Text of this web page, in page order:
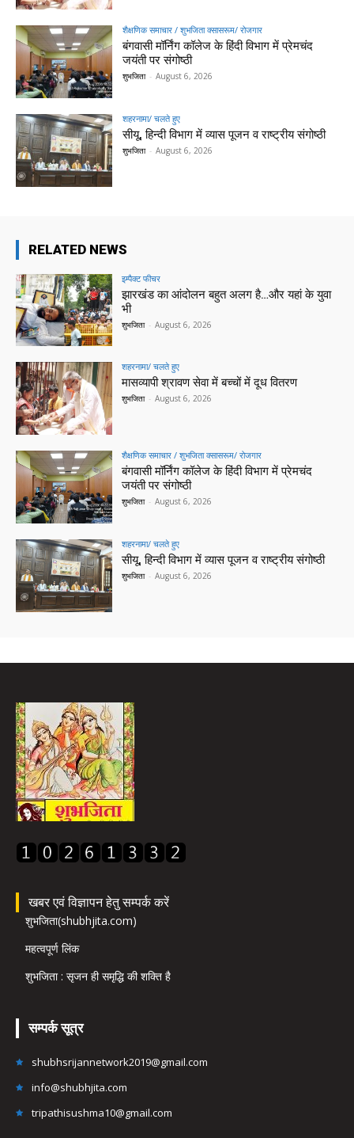
शैक्षणिक समाचार / शुभजिता क्सासरूम/ रोजगार
बंगवासी मॉर्निंग कॉलेज के हिंदी विभाग में प्रेमचंद
जयंती पर संगोष्ठी
शुभजिता - August 6, 2026
शहरनामा/ चलते हुए
सीयू, हिन्दी विभाग में व्यास पूजन व राष्ट्रीय संगोष्ठी
शुभजिता - August 6, 2026
RELATED NEWS
इम्पैक्ट फीचर
झारखंड का आंदोलन बहुत अलग है…और यहां के युवा
भी
शुभजिता - August 6, 2026
शहरनामा/ चलते हुए
मासव्यापी श्रावण सेवा में बच्चों में दूध वितरण
शुभजिता - August 6, 2026
शैक्षणिक समाचार / शुभजिता क्सासरूम/ रोजगार
बंगवासी मॉर्निंग कॉलेज के हिंदी विभाग में प्रेमचंद
जयंती पर संगोष्ठी
शुभजिता - August 6, 2026
शहरनामा/ चलते हुए
सीयू, हिन्दी विभाग में व्यास पूजन व राष्ट्रीय संगोष्ठी
शुभजिता - August 6, 2026
खबर एवं विज्ञापन हेतु सम्पर्क करें
शुभजिता(shubhjita.com)
महत्वपूर्ण लिंक
शुभजिता : सृजन ही समृद्धि की शक्ति है
सम्पर्क सूत्र
shubhsrijannetwork2019@gmail.com
info@shubhjita.com
tripathisushma10@gmail.com